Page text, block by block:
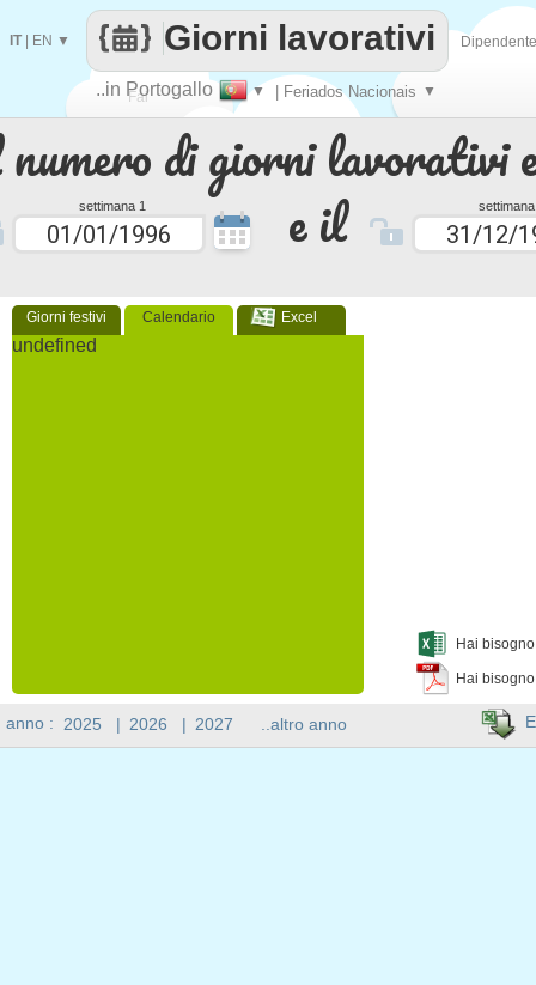
di giorni lavorativi
settimana 1 e il
Giorni festivi Calendario Excel
undefined
Hai
Hai
Fai
contare
..in Portogallo ▼ | Feriados Nacionais ▼
Giorni lavorativi
IT| EN ▼
anno : 2025 | 2026 | 2027 ..altro anno